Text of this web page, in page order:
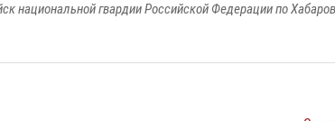
национальной гвардии Российской Федерации по